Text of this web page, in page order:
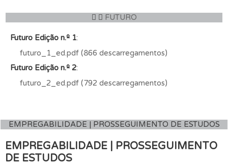
FUTURO
Futuro Edição n.º 1:
futuro_1_ed.pdf (866 descarregamentos)
Futuro Edição n.º 2:
futuro_2_ed.pdf (792 descarregamentos)
EMPREGABILIDADE | PROSSEGUIMENTO DE ESTUDOS
EMPREGABILIDADE | PROSSEGUIMENTO
DE ESTUDOS